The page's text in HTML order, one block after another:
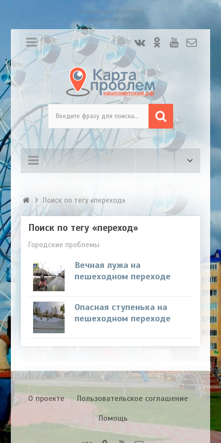
Погода world-weather.ru
world-weather.ru
Поиск по тегу «переход»
Поиск по тегу «переход»
Городские проблемы
Вечная лужа на
пешеходном переходе
Опасная ступенька на
пешеходном переходе
О проекте
Пользовательское соглашение
Помощь